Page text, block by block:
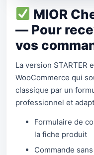
MIOR
— Pour
vos
La version STARTER
WooCommerce qui
classique par un
professionnel et
Formulaire de
la fiche produit
Commande